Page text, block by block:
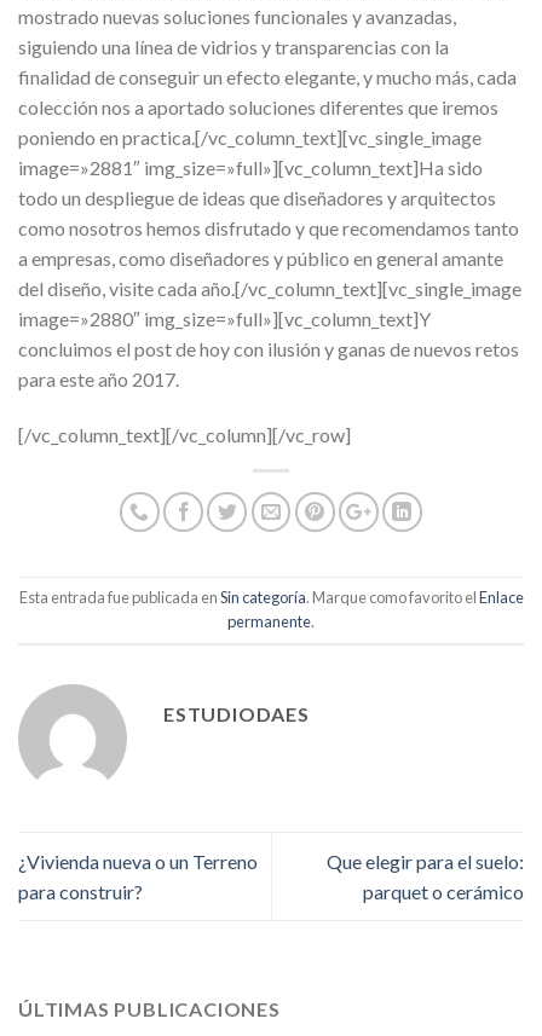
mostrado nuevas soluciones funcionales y avanzadas,
siguiendo una línea de vidrios y transparencias con la
finalidad de conseguir un efecto elegante, y mucho más, cada
colección nos a aportado soluciones diferentes que iremos
poniendo en practica.[/vc_column_text][vc_single_image
image=»2881″ img_size=»full»][vc_column_text]Ha sido
todo un despliegue de ideas que diseñadores y arquitectos
como nosotros hemos disfrutado y que recomendamos tanto
a empresas, como diseñadores y público en general amante
del diseño, visite cada año.[/vc_column_text][vc_single_image
image=»2880″ img_size=»full»][vc_column_text]Y
concluimos el post de hoy con ilusión y ganas de nuevos retos
para este año 2017.
[/vc_column_text][/vc_column][/vc_row]
Esta entrada fue publicada enSin categoría. Marque como favorito elEnlace
permanente.
ESTUDIODAES
¿Vivienda nueva o un Terreno
para construir?
Que elegir para el suelo:
parquet o cerámico
ÚLTIMAS PUBLICACIONES